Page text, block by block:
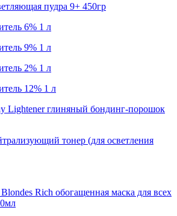
пудра 9+ 450гр
6% 1 л
9% 1 л
2% 1 л
12% 1 л
Lightener глиняный бондинг-порошок
тонер (для осветления
Rich обогащенная маска для всех